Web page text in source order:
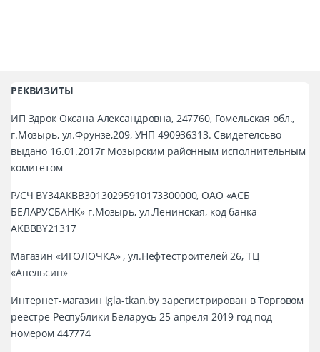
РЕКВИЗИТЫ
ИП Здрок Оксана Александровна, 247760, Гомельская обл.,
г.Мозырь, ул.Фрунзе,209, УНП 490936313. Свидетелсьво
выдано 16.01.2017г Мозырским районным исполнительным
комитетом
Р/СЧ BY34AKBB30130295910173300000, ОАО «АСБ
БЕЛАРУСБАНК» г.Мозырь, ул.Ленинская, код банка
AKBBBY21317
Магазин «ИГОЛОЧКА» , ул.Нефтестроителей 26, ТЦ
«Апельсин»
Интернет-магазин igla-tkan.by зарегистрирован в Торговом
реестре Республики Беларусь 25 апреля 2019 год под
номером 447774